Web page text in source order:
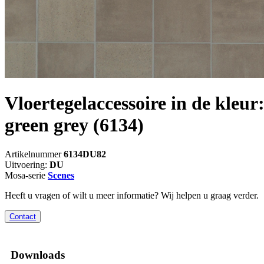
Vloertegelaccessoire in de kleur:
green grey (6134)
Artikelnummer6134DU82
Uitvoering: DU
Mosa-serie Scenes
Heeft u vragen of wilt u meer informatie? Wij helpen u graag verder.
Contact
Downloads